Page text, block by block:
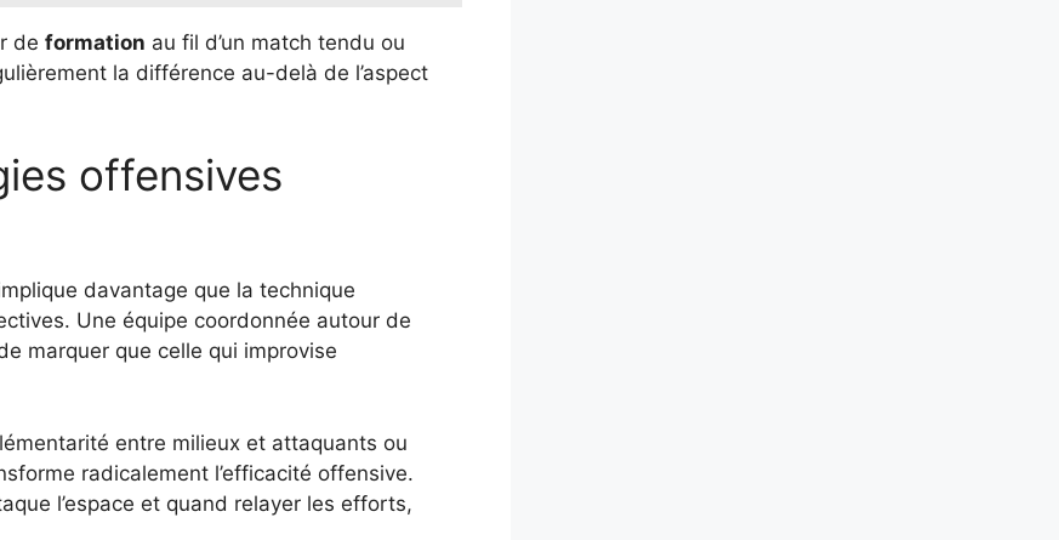
de formation au fil d’un match tendu ou
la différence au-delà de l’aspect
offensives
davantage que la technique
Une équipe coordonnée autour de
marquer que celle qui improvise
entre milieux et attaquants ou
radicalement l’efficacité offensive.
l’espace et quand relayer les efforts,